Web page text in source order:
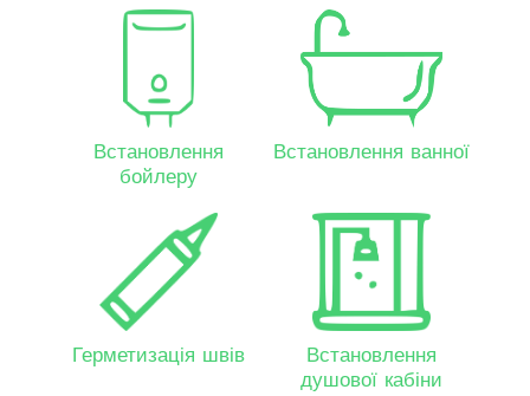
Встановлення
бойлеру
Встановлення ванної
Герметизація швів
Встановлення
душової кабіни